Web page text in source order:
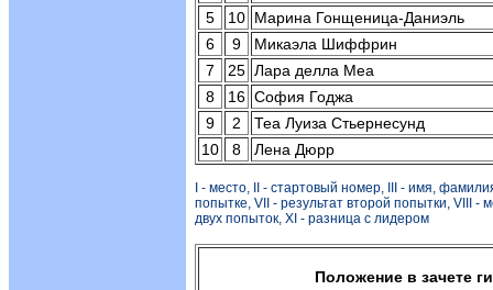
5 10 Марина Гонщеница-Даниэль
6
9
Микаэла Шиффрин
7
25 Лара делла Меа
8
16 София Годжа
9
2
Теа Луиза Стьернесунд
10
8 Лена Дюрр
I - место, II - стартовый номер, III - имя,
попытке, VII - результат второй попытки, VIII -
двух попыток, XI - разница с лидером
Положение в зачете